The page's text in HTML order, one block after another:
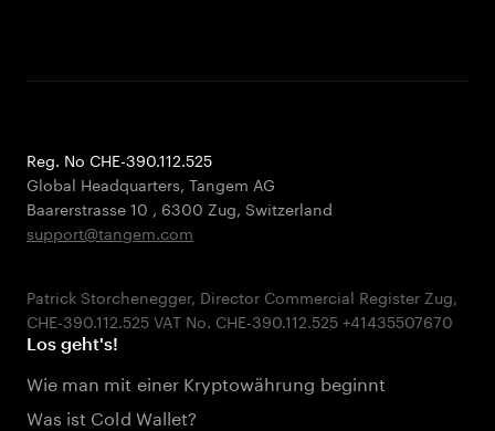
Reg. No CHE-390.112.525
Global Headquarters, Tangem AG
Baarerstrasse 10 , 6300 Zug, Switzerland
support@tangem.com
Patrick Storchenegger, Director Commercial Register Zug,
Los geht's!
Wie man mit einer Kryptowährung beginnt
Was ist Cold Wallet?